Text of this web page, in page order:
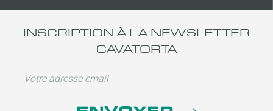
INSCRIPTION À LA NEWSLETTER
CAVATORTA